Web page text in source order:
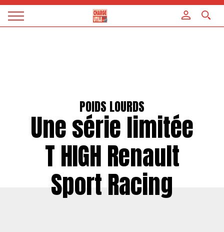
Magazine
POIDS LOURDS
Une série limitée
T HIGH Renault
Sport Racing
Panneau de gestion des cookies